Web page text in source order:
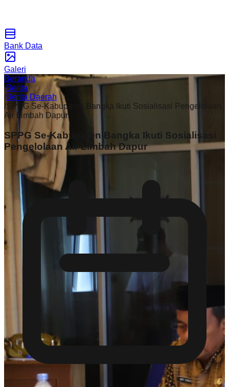
Bank Data
Galeri
Beranda
/Berita
/Berita Daerah
/SPPG Se-Kabupaten Bangka Ikuti Sosialisasi Pengelolaan
Air Limbah Dapur
SPPG Se-Kabupaten Bangka Ikuti Sosialisasi
Pengelolaan Air Limbah Dapur